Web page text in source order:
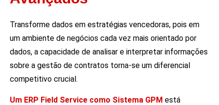
Transforme dados em estratégias vencedoras, pois em
um ambiente de negócios cada vez mais orientado por
dados, a capacidade de analisar e interpretar informações
sobre a gestão de contratos torna-se um diferencial
competitivo crucial.
Um ERP Field Service como Sistema GPM está